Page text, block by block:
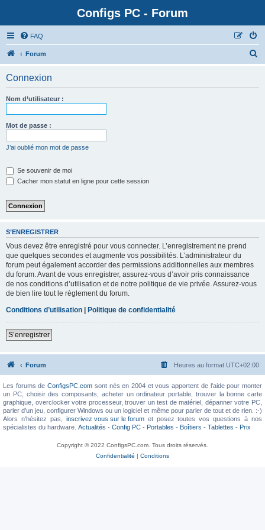
Configs PC - Forum
FAQ
Forum
Connexion
Nom d’utilisateur :
Mot de passe :
J’ai oublié mon mot de passe
Se souvenir de moi
Cacher mon statut en ligne pour cette session
S’ENREGISTRER
Vous devez être enregistré pour vous connecter. L’enregistrement ne prend
que quelques secondes et augmente vos possibilités. L’administrateur du
forum peut également accorder des permissions additionnelles aux membres
du forum. Avant de vous enregistrer, assurez-vous d’avoir pris connaissance
de nos conditions d’utilisation et de notre politique de vie privée. Assurez-vous
de bien lire tout le règlement du forum.
Conditions d’utilisation | Politique de confidentialité
S’enregistrer
Forum Heures au format UTC+02:00
Les forums deConfigsPC.com sont nés en 2004 et vous apportent de l'aide pour monter
un PC, choisir des composants, acheter un ordinateur portable, trouver la bonne carte
graphique, overclocker votre processeur, trouver un test de matériel, dépanner votre PC,
parler d'un jeu, configurer Windows ou un logiciel et même pour parler de tout et de rien. :-)
Alors n'hésitez pas, inscrivez vous sur le forumet posez toutes vos questions à nos
spécialistes du hardware. Actualités - Config PC - Portables - Boîtiers - Tablettes - Prix
Copyright © 2022 ConfigsPC.com. Tous droits réservés.
Confidentialité | Conditions